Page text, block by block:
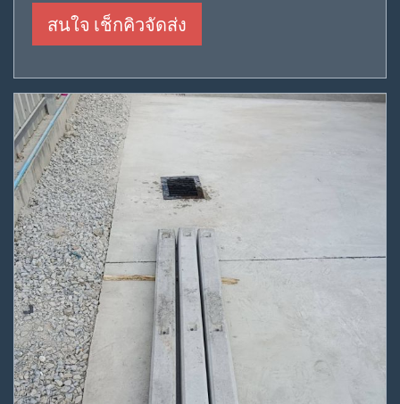
สนใจ เช็กคิวจัดส่ง